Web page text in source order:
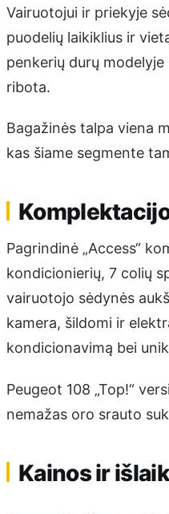
Vairuotojui ir priekyje
puodelių laikiklius ir
penkerių durų
ribota.
Bagažinės talpa viena
kas šiame segmente
Pagrindinė „Access“
kondicionierių, 7 colių
vairuotojo sėdynės
kamera, šildomi ir
kondicionavimą bei
Peugeot 108 „Top!“
nemažas oro srauto
Kainos ir